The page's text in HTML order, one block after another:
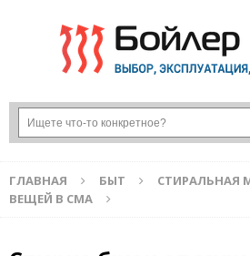
ГЛАВНАЯ БЫТ СТИРАЛЬНАЯ
ВЕЩЕЙ В СМА